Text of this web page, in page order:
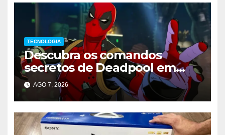
TECNOLOGIA
Descubra os comandos
secretos de Deadpool em
Marvel Tokon
AGO 7, 2026